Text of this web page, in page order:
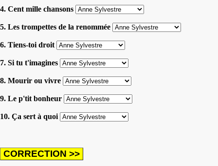
4. Cent mille chansons
5. Les trompettes de la renommée
6. Tiens-toi droit
7. Si tu t'imagines
8. Mourir ou vivre
9. Le p'tit bonheur
10. Ça sert à quoi